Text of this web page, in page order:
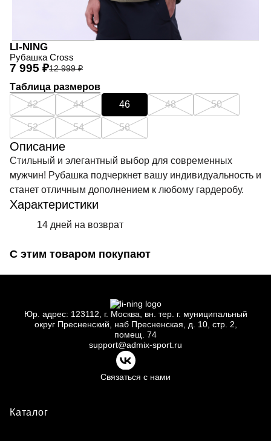
LI-NING
Рубашка Cross
12 999 ₽
7 995 ₽
Таблица размеров
42
44 46 48 50
52 54 56
Описание
Стильный и элегантный выбор для современных
мужчин! Рубашка подчеркнет вашу индивидуальность и
станет отличным дополнением к любому гардеробу.
Характеристики
14 дней на возврат
С этим товаром покупают
Юр. адрес: 123112, г. Москва, вн. тер. г. муниципальный
округ Пресненский, наб Пресненская, д. 10, стр. 2,
помещ. 74
support@admix-sport.ru
Связаться с нами
Каталог